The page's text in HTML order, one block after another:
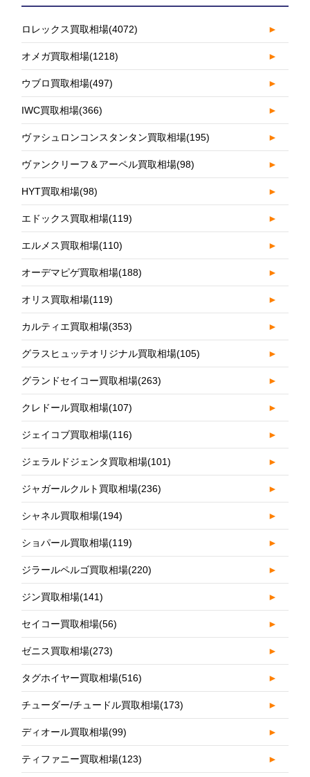
ロレックス買取相場(4072) ►
オメガ買取相場(1218) ►
ウブロ買取相場(497) ►
IWC買取相場(366) ►
ヴァシュロンコンスタンタン買取相場(195) ►
ヴァンクリーフ＆アーペル買取相場(98) ►
HYT買取相場(98) ►
エドックス買取相場(119) ►
エルメス買取相場(110) ►
オーデマピゲ買取相場(188) ►
オリス買取相場(119) ►
カルティエ買取相場(353) ►
グラスヒュッテオリジナル買取相場(105) ►
グランドセイコー買取相場(263) ►
クレドール買取相場(107) ►
ジェイコブ買取相場(116) ►
ジェラルドジェンタ買取相場(101) ►
ジャガールクルト買取相場(236) ►
シャネル買取相場(194) ►
ショパール買取相場(119) ►
ジラールペルゴ買取相場(220) ►
ジン買取相場(141) ►
セイコー買取相場(56) ►
ゼニス買取相場(273) ►
タグホイヤー買取相場(516) ►
チューダー/チュードル買取相場(173) ►
ディオール買取相場(99) ►
ティファニー買取相場(123) ►